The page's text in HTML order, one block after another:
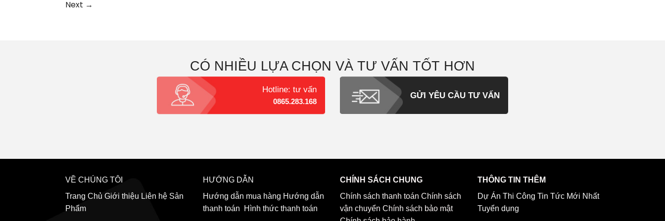
Next →
CÓ NHIỀU LỰA CHỌN VÀ TƯ VẤN TỐT HƠN
Hotline: tư vấn
0865.283.168
GỬI YÊU CẦU TƯ VẤN
VỀ CHÚNG TÔI
Trang Chủ Giới thiệu Liên hệ Sản
Phẩm
HƯỚNG DẪN
Hướng dẫn mua hàng Hướng dẫn
thanh toán
Hình thức thanh toán
CHÍNH SÁCH CHUNG
Chính sách thanh toán Chính sách
vận chuyển Chính sách bảo mật
THÔNG TIN THÊM
Dự Án Thi Công Tin Tức Mới Nhất
Tuyển dụng